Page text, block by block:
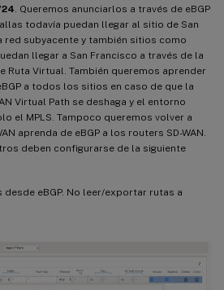
24 . Queremos anunciarlos a través de eBGP
todavía puedan llegar al sitio de San
red subyacente y también sitios como
llegar a San Francisco a través de la
Ruta Virtual. También queremos aprender
a todos los sitios en caso de que la
Virtual Path se deshaga y el entorno
el MPLS. Tampoco queremos volver a
aprenda de eBGP a los routers SD-WAN.
deben configurarse de la siguiente
eBGP. No leer/exportar rutas a